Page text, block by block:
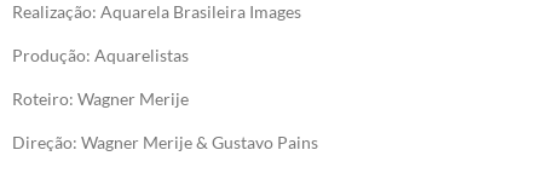
Realização: Aquarela Brasileira Images
Produção: Aquarelistas
Roteiro: Wagner Merije
Direção: Wagner Merije & Gustavo Pains